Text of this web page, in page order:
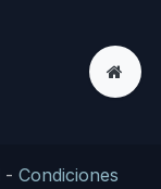
- Condiciones